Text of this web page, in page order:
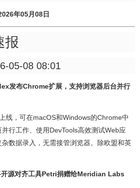
年05月08日
报
05-08 08:01
发布Chrome扩展，支持浏览器后台并行
线，可在macOS和Windows的Chrome中
行工作、使用DevTools高效测试Web应
数据录入，无需接管浏览器。除欧盟和英
源对齐工具Petri捐赠给Meridian Labs